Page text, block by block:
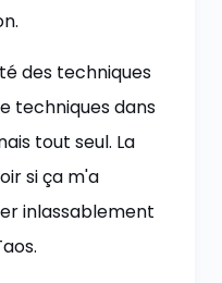
des techniques
techniques dans
tout seul. La
si ça m'a
inlassablement